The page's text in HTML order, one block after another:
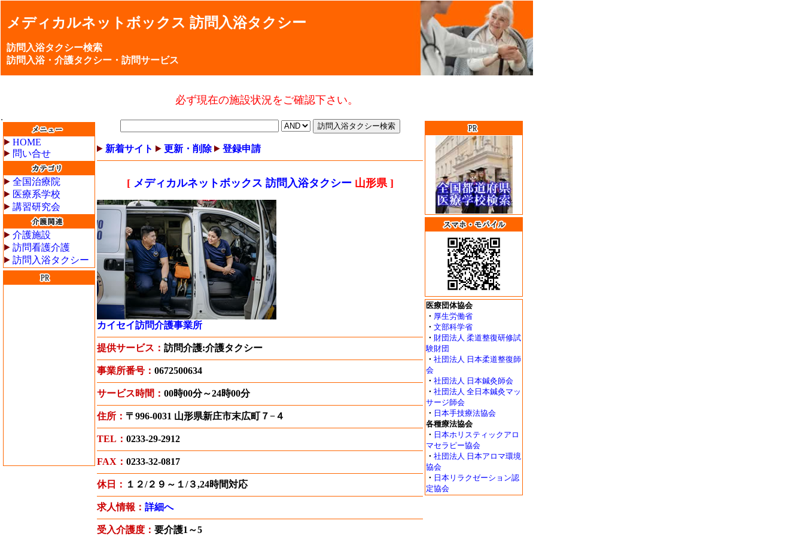
メディカルネットボックス 訪問入浴タクシー
訪問入浴タクシー検索
訪問入浴・介護タクシー・訪問サービス
必ず現在の施設状況をご確認下さい。
HOME
問い合せ
全国治療院
医療系学校
講習研究会
介護施設
訪問看護介護
訪問入浴タクシー
新着サイト 更新・削除 登録申請
[ メディカルネットボックス 訪問入浴タクシー山形県 ]
カイセイ訪問介護事業所
提供サービス： 訪問介護:介護タクシー
事業所番号： 0672500634
サービス時間： 00時00分～24時00分
住所： 〒996-0031 山形県新庄市末広町７−４
TEL： 0233-29-2912
FAX： 0233-32-0817
休日： １２/２９～１/３,24時間対応
求人情報： 詳細へ
受入介護度： 要介護1～5
医療団体協会
・ 厚生労働省
・ 文部科学省
・ 財団法人 柔道整復研修試
験財団
・ 社団法人 日本柔道整復師
会
・ 社団法人 日本鍼灸師会
・ 社団法人 全日本鍼灸マッ
サージ師会
・ 日本手技療法協会
各種療法協会
・ 日本ホリスティックアロ
マセラピー協会
・ 社団法人 日本アロマ環境
協会
・ 日本リラクゼーション認
定協会